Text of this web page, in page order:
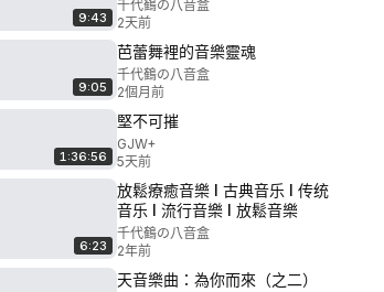
9:43
千代鶴の八音盒
2天前
9:05
芭蕾舞裡的音樂靈魂
千代鶴の八音盒
2個月前
1:36:56
堅不可摧
GJW+
5天前
6:23
放鬆療癒音樂 I 古典音乐 I 传统
音乐 I 流行音樂 I 放鬆音樂
千代鶴の八音盒
2年前
天音樂曲：為你而來（之二）